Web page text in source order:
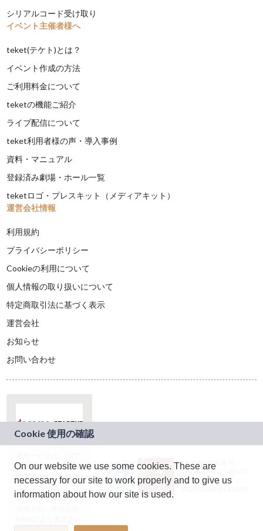
シリアルコード受け取り
イベント主催者様へ
teket(テケト)とは？
イベント作成の方法
ご利用料金について
teketの機能ご紹介
ライブ配信について
teket利用者様の声・導入事例
資料・マニュアル
登録済み劇場・ホール一覧
teketロゴ・プレスキット（メディアキット）
運営会社情報
利用規約
プライバシーポリシー
Cookieの利用について
個人情報の取り扱いについて
特定商取引法に基づく表示
運営会社
お知らせ
お問い合わせ
ドコモグループの新
規事業創出プログラ
ム「docomo
STARTUP」を通じて
JASRAC許諾番号：
9024936001Y45037
JASRAC許諾番号：
On our website we use some cookies. These are
necessary for our site to work properly and to give us
information about how our site is used.